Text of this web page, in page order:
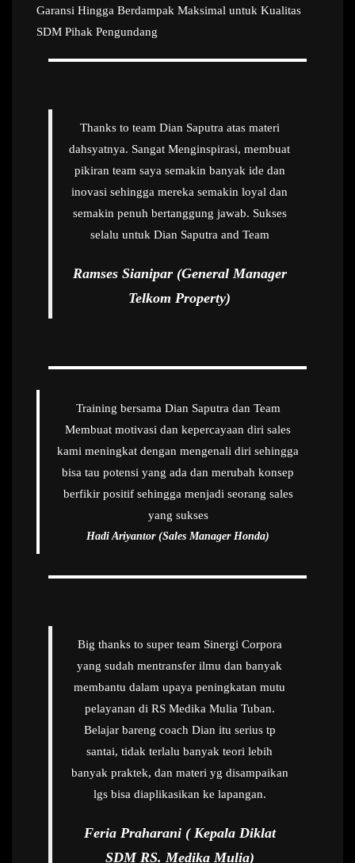
Garansi Hingga Berdampak Maksimal untuk Kualitas
SDM Pihak Pengundang
Thanks to team Dian Saputra atas materi
dahsyatnya. Sangat Menginspirasi, membuat
pikiran team saya semakin banyak ide dan
inovasi sehingga mereka semakin loyal dan
semakin penuh bertanggung jawab. Sukses
selalu untuk Dian Saputra and Team
Ramses Sianipar (General Manager
Telkom Property)
Training bersama Dian Saputra dan Team
Membuat motivasi dan kepercayaan diri sales
kami meningkat dengan mengenali diri sehingga
bisa tau potensi yang ada dan merubah konsep
berfikir positif sehingga menjadi seorang sales
yang sukses
Hadi Ariyantor (Sales Manager Honda)
Big thanks to super team Sinergi Corpora
yang sudah mentransfer ilmu dan banyak
membantu dalam upaya peningkatan mutu
pelayanan di RS Medika Mulia Tuban.
Belajar bareng coach Dian itu serius tp
santai, tidak terlalu banyak teori lebih
banyak praktek, dan materi yg disampaikan
lgs bisa diaplikasikan ke lapangan.
Feria Praharani ( Kepala Diklat
SDM RS. Medika Mulia)